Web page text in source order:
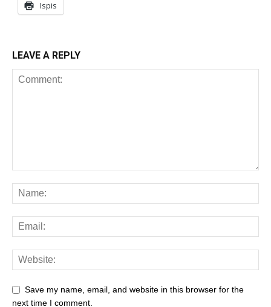
Ispis
LEAVE A REPLY
Save my name, email, and website in this browser for the
next time I comment.